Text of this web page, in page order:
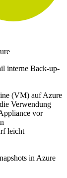
interne Back-up-
(VM) auf Azure
Verwendung
vor
leicht
in Azure